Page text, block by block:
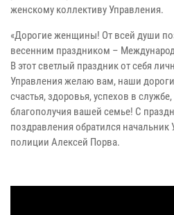
женскому коллективу Управления.
«Дорогие женщины! От всей души
весенним праздником –
В этот светлый праздник от себя
Управления желаю вам, наши
счастья, здоровья, успехов в
благополучия вашей семье! С
поздравления обратился
полиции Алексей Порва.